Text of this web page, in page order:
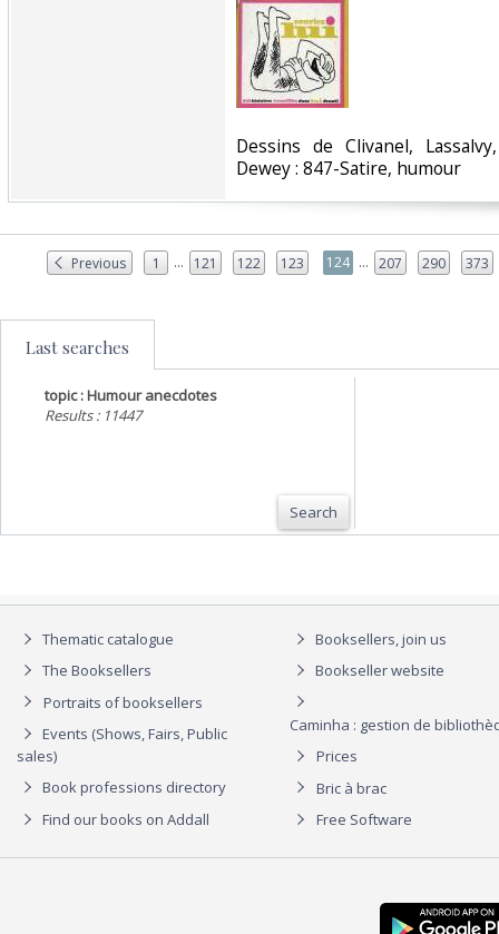
‎Dessins de Clivanel,
Dewey : 847-Satire, humour‎
Previous 1 ... 121 122 123 124 ... 207 290 373
Last searches
topic : Humour anecdotes
Results : 11447
Search
Thematic catalogue
The Booksellers
Portraits of booksellers
Events (Shows, Fairs, Public
sales)
Book professions directory
Find our books on Addall
Booksellers, join us
Bookseller website
Caminha : gestion de
Prices
Bric à brac
Free Software